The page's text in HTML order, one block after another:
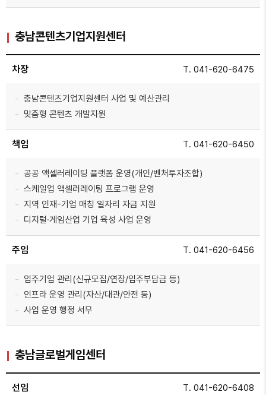
충남콘텐츠기업지원센터
차장 T. 041-620-6475
충남콘텐츠기업지원센터 사업 및 예산관리
맞춤형 콘텐츠 개발지원
책임 T. 041-620-6450
공공 액셀러레이팅 플랫폼 운영(개인/벤처투자조합)
스케일업 액셀러레이팅 프로그램 운영
지역 인재-기업 매칭 일자리 자금 지원
디지털·게임산업 기업 육성 사업 운영
주임 T. 041-620-6456
입주기업 관리(신규모집/연장/입주부담금 등)
인프라 운영 관리(자산/대관/안전 등)
사업 운영 행정 서무
충남글로벌게임센터
선임 T. 041-620-6408